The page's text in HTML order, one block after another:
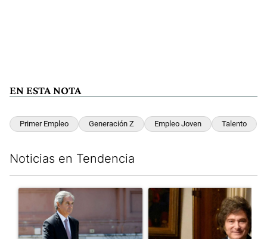
EN ESTA NOTA
Primer Empleo Generación Z Empleo Joven Talento
Noticias en Tendencia
Un artículo de tendencia con el título "Las incosistencias de
Un artículo de tendencia con